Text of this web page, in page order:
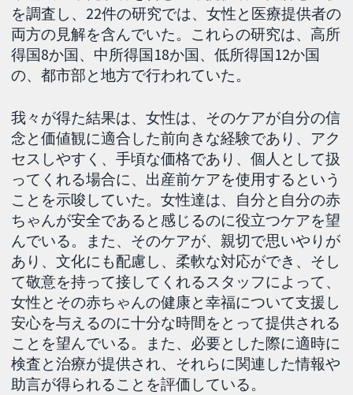
を調査し、22件の研究では、女性と医療提供者の
両方の見解を含んでいた。これらの研究は、高所
得国8か国、中所得国18か国、低所得国12か国
の、都市部と地方で行われていた。
我々が得た結果は、女性は、そのケアが自分の信
念と価値観に適合した前向きな経験であり、アク
セスしやすく、手頃な価格であり、個人として扱
ってくれる場合に、出産前ケアを使用するという
ことを示唆していた。女性達は、自分と自分の赤
ちゃんが安全であると感じるのに役立つケアを望
んでいる。また、そのケアが、親切で思いやりが
あり、文化にも配慮し、柔軟な対応ができ、そし
て敬意を持って接してくれるスタッフによって、
女性とその赤ちゃんの健康と幸福について支援し
安心を与えるのに十分な時間をとって提供される
ことを望んでいる。また、必要とした際に適時に
検査と治療が提供され、それらに関連した情報や
助言が得られることを評価している。